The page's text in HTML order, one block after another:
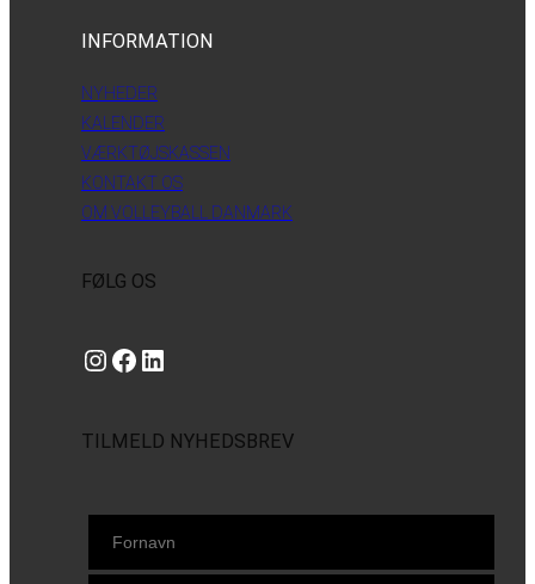
INFORMATION
NYHEDER
KALENDER
VÆRKTØJSKASSEN
KONTAKT OS
OM VOLLEYBALL DANMARK
FØLG OS
Instagram https://www.facebook.com/danishbeachvolleytour LinkedIn
TILMELD NYHEDSBREV